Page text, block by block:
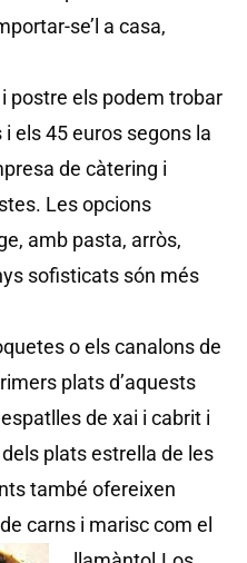
se’l a casa,
postre els podem trobar
els 45 euros segons la
de càtering i
Les opcions
amb pasta, arròs,
sofisticats són més
o els canalons de
plats d’aquests
de xai i cabrit i
plats estrella de les
també ofereixen
carns i marisc com el